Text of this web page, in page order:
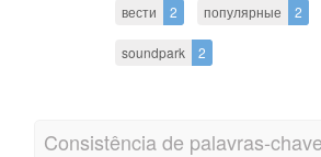
вести 2 популярные 2
soundpark 2
Consistência de palavras-chave